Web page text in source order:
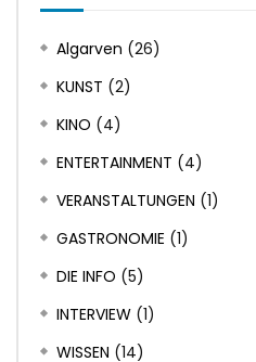
Algarven (26)
KUNST (2)
KINO (4)
ENTERTAINMENT (4)
VERANSTALTUNGEN (1)
GASTRONOMIE (1)
DIE INFO (5)
INTERVIEW (1)
WISSEN (14)